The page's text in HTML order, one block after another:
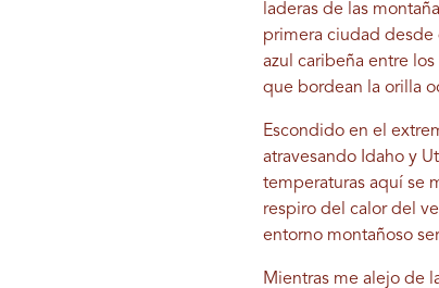
laderas de las
primera ciudad desde
azul caribeña entre
que bordean la orilla
Escondido en el
atravesando Idaho y
temperaturas aquí se
respiro del calor del
entorno montañoso
Mientras me alejo de